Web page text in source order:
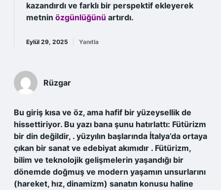
kazandırdı ve farklı bir perspektif ekleyerek
metnin özgünlüğünü artırdı.
Eylül 29, 2025 Yanıtla
Rüzgar
Bu giriş kısa ve öz, ama hafif bir yüzeysellik de
hissettiriyor. Bu yazı bana şunu hatırlattı: Fütürizm
bir din değildir, . yüzyılın başlarında İtalya’da ortaya
çıkan bir sanat ve edebiyat akımıdır . Fütürizm,
bilim ve teknolojik gelişmelerin yaşandığı bir
dönemde doğmuş ve modern yaşamın unsurlarını
(hareket, hız, dinamizm) sanatın konusu haline